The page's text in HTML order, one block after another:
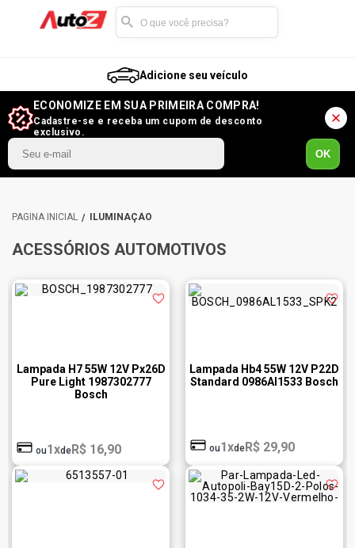
Adicione seu veículo
ECONOMIZE EM SUA PRIMEIRA COMPRA!
Cadastre-se e receba um cupom de desconto
exclusivo.
OK
ILUMINAÇÃO
ACESSÓRIOS AUTOMOTIVOS
Lampada H7 55W 12V Px26D
Pure Light 1987302777
Bosch
ou1xdeR$ 16,90
Lampada Hb4 55W 12V P22D
Standard 0986Al1533 Bosch
ou1xdeR$ 29,90